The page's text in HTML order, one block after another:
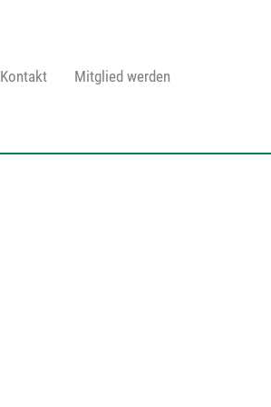
Kontakt Mitglied werden